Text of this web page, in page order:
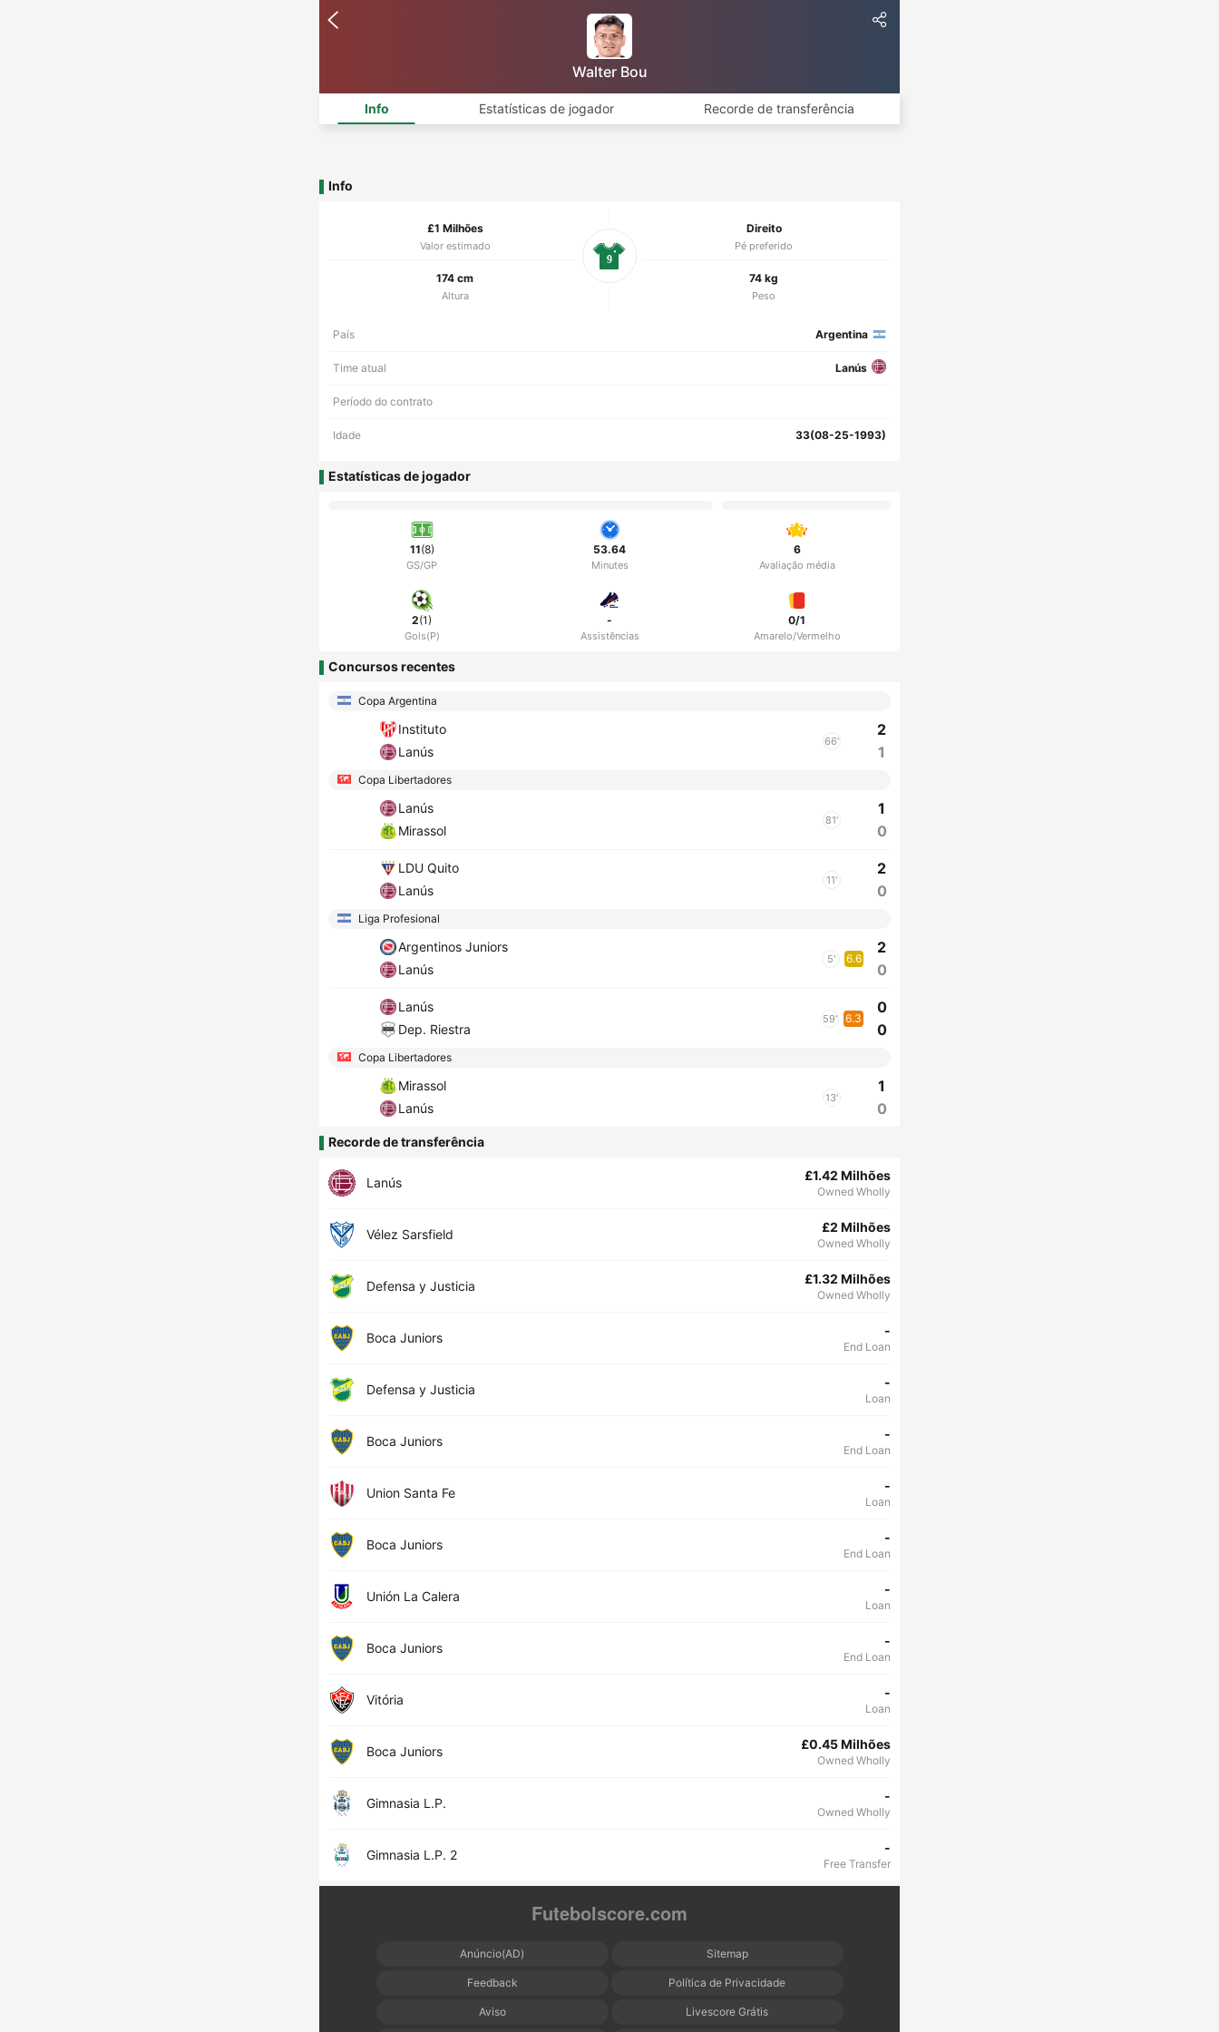
Walter Bou
Info Estatísticas de jogador Recorde de transferência
Info
£1 Milhões
Valor estimado
Direito
Pé preferido
174 cm
Altura
74 kg
Peso
9
País Argentina
Time atual Lanús
Período do contrato
Idade 33(08-25-1993)
Estatísticas de jogador
11(8)
GS/GP
53.64
Minutes
6
Avaliação média
2(1)
Gols(P)
-
Assistências
0/1
Amarelo/Vermelho
Concursos recentes
Copa Argentina
Instituto
Lanús
66'
2
1
Copa Libertadores
Lanús
Mirassol
81'
1
0
LDU Quito
Lanús
11'
2
0
Liga Profesional
Argentinos Juniors
Lanús
5' 6.6
2
0
Lanús
Dep. Riestra
59' 6.3
0
0
Copa Libertadores
Mirassol
Lanús
13'
1
0
Recorde de transferência
Lanús £1.42 Milhões
Owned Wholly
Vélez Sarsfield £2 Milhões
Owned Wholly
Defensa y Justicia £1.32 Milhões
Owned Wholly
Boca Juniors -
End Loan
Defensa y Justicia -
Loan
Boca Juniors -
End Loan
Union Santa Fe -
Loan
Boca Juniors -
End Loan
Unión La Calera -
Loan
Boca Juniors -
End Loan
Vitória -
Loan
Boca Juniors £0.45 Milhões
Owned Wholly
Gimnasia L.P. -
Owned Wholly
Gimnasia L.P. 2 -
Free Transfer
Futebolscore.com
Anúncio(AD) Sitemap
Feedback Política de Privacidade
Aviso Livescore Grátis